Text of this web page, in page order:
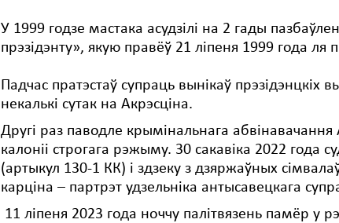
У 1999 годзе мастака асудзілі на 2 гады
прэзідэнту», якую правёў 21 ліпеня 1999 года ля
Падчас пратэстаў супраць вынікаў прэзідэнцкіх
некалькі сутак на Акрэсціна.
Другі раз паводле крымінальнага абвінавачання
калоніі строгага рэжыму. 30 сакавіка 2022 года
(артыкул 130-1 КК) і здзеку з дзяржаўных
карціна – партрэт удзельніка антысавецкага
11 ліпеня 2023 года ноччу палітвязень памёр у